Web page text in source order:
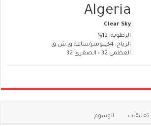
Algeria
Clear Sky
الرطوبة: 12%
الرياح: 4كيلومتر/ساعة ق.ش.ق‎
العظمى 32 • الصغرى 32
تعليقات الوسوم